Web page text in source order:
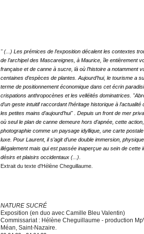
" (...) Les prémices de l’exposition décalent les contextes
de l’archipel des Mascareignes, à Maurice, île entièrement
française et de canne à sucre, là où l’histoire a notamment
centaines d’espèces de plantes. Aujourd’hui, le tourisme a
terme de positionnement économique dans cet écrin
crispations anthropocènes et les velléités dominatrices.
d’un geste intuitif raccordant l’héritage historique à
les petites mains d’aujourd’hui" . Depuis un front de mer
où seul le plan de canne demeure hors d’apnée, cette
photographie comme un paysage idyllique, une carte postale
luxe. Pour Laurent, il s’agit d’une double immersion,
illégalement mais qui est passée inaperçue au sein de
désirs et plaisirs occidentaux(...)
Extrait du texte d'Hélène Cheguillaume.
NATURE SUCRÉ
Exposition (en duo avec Camille Bleu Valentin)
Commissariat : Hélène Cheguillaume - production
Méan, Saint-Nazaire.